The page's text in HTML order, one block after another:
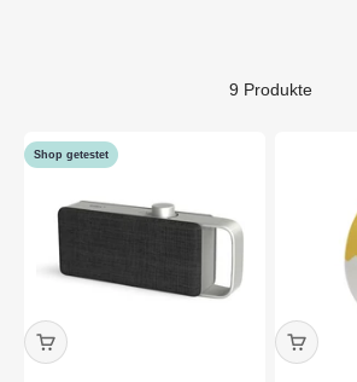
9 Produkte
Shop getestet